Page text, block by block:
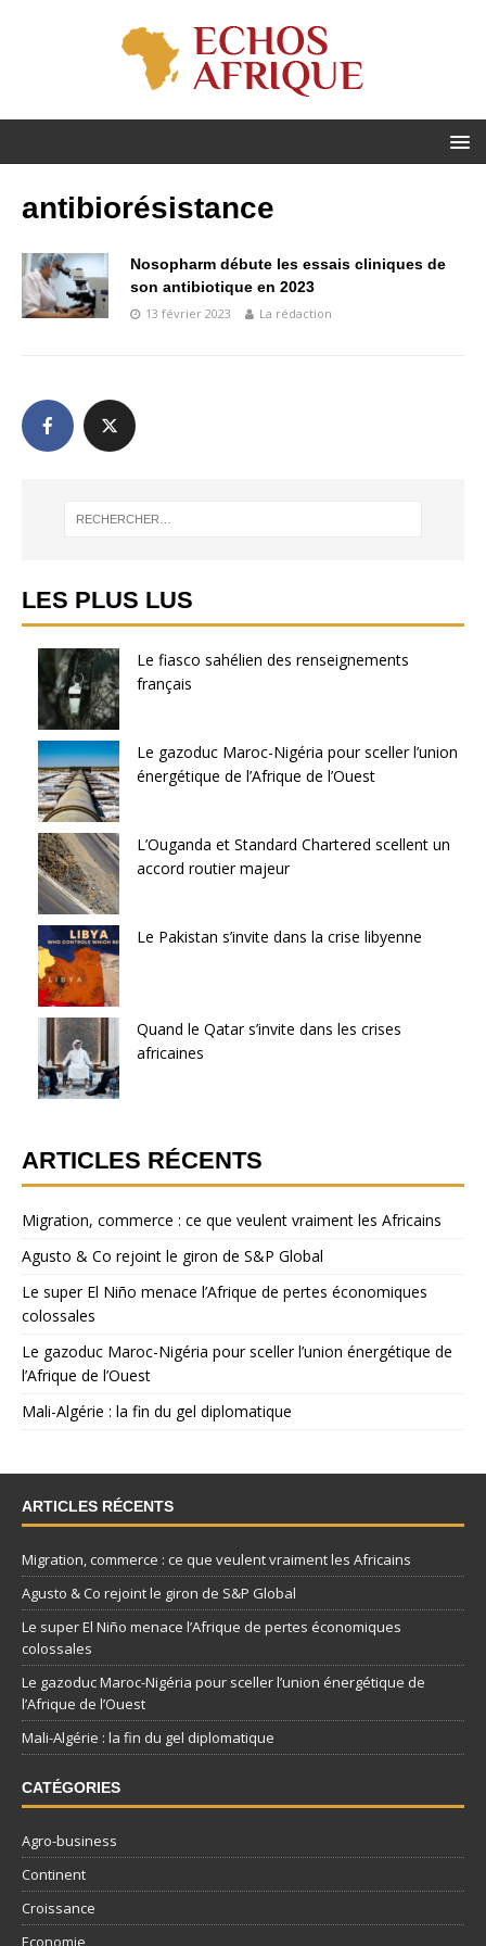
antibiorésistance
Nosopharm débute les essais cliniques de
son antibiotique en 2023
13 février 2023 La rédaction
LES PLUS LUS
Le fiasco sahélien des renseignements
français
Le gazoduc Maroc-Nigéria pour sceller l’union
énergétique de l’Afrique de l’Ouest
L’Ouganda et Standard Chartered scellent un
accord routier majeur
Le Pakistan s’invite dans la crise libyenne
Quand le Qatar s’invite dans les crises
africaines
ARTICLES RÉCENTS
Migration, commerce : ce que veulent vraiment les Africains
Agusto & Co rejoint le giron de S&P Global
Le super El Niño menace l’Afrique de pertes économiques
colossales
Le gazoduc Maroc-Nigéria pour sceller l’union énergétique de
l’Afrique de l’Ouest
Mali-Algérie : la fin du gel diplomatique
ARTICLES RÉCENTS
Migration, commerce : ce que veulent vraiment les Africains
Agusto & Co rejoint le giron de S&P Global
Le super El Niño menace l’Afrique de pertes économiques
colossales
Le gazoduc Maroc-Nigéria pour sceller l’union énergétique de
l’Afrique de l’Ouest
Mali-Algérie : la fin du gel diplomatique
CATÉGORIES
Agro-business
Continent
Croissance
Economie